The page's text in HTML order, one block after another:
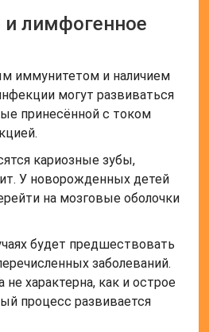
и лимфогенное
иммунитетом и наличием
могут развиваться
принесённой с током
кариозные зубы,
У новорожденных детей
на мозговые оболочки
будет предшествовать
заболеваний.
характерна, как и острое
процесс развивается